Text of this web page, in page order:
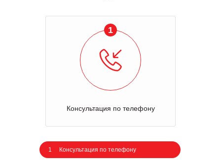
1
Консультация по телефону
1 Консультация по телефону